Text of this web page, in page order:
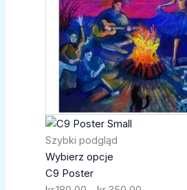
Szybki podgląd
Wybierz opcje
C9 Poster